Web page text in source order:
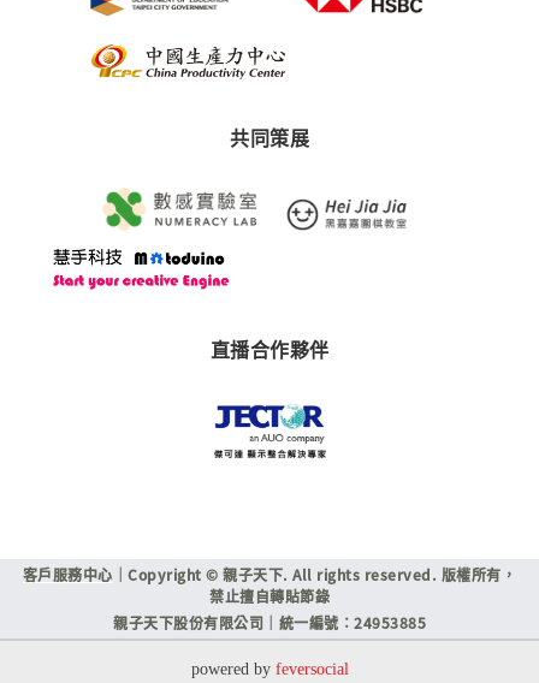
共同策展
直播合作夥伴
客戶服務中心 ｜Copyright © 親子天下. All rights reserved. 版權所有，
禁止擅自轉貼節錄
親子天下股份有限公司｜統一編號：24953885
powered by feversocial